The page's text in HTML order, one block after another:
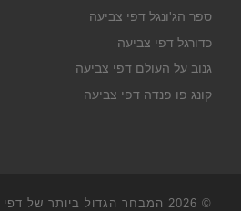
ספר הג'ונגל דפי צביעה
כדורגל דפי צביעה
גנוב על העולם דפי צביעה
קונג פו פנדה דפי צביעה
© 2026
המבחר הגדול ביותר של דפי